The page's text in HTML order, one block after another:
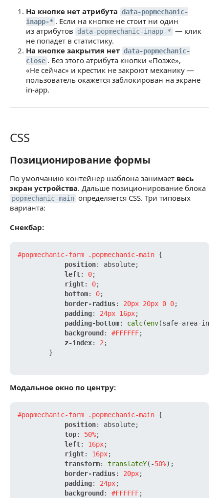
На кнопке нет атрибута data-popmechanic-
inapp-* . Если на кнопке не стоит ни один
из атрибутов
data-popmechanic-inapp-* — клик
не попадет в статистику.
На кнопке закрытия нет data-popmechanic-
close . Без этого атрибута кнопки «Позже»,
«Не сейчас» и крестик не закроют механику —
пользователь окажется заблокирован на экране
in-app.
CSS
CSS
Позиционирование формы
Позиционирование формы
По умолчанию контейнер шаблона занимает весь
экран устройства. Дальше позиционирование блока
popmechanic-main определяется CSS. Три типовых
варианта:
Снекбар:
#popmechanic-form .popmechanic-main {
position: absolute;
left: 0;
right: 0;
bottom: 0;
border-radius: 20px 20px 0 0;
padding: 24px 16px;
padding-bottom: calc(env(safe-area-
background : #FFFFFF;
z-index: 2;
        }
Модальное окно по центру:
#popmechanic-form .popmechanic-main {
position: absolute;
top: 50%;
left: 16px;
right: 16px;
transform: translateY(-50%);
border-radius: 20px;
padding: 24px;
background : #FFFFFF;